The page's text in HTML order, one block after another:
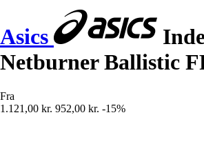
Asics
Netburner Ballistic
Fra
1.121,00 kr. 952,00 kr. -15%